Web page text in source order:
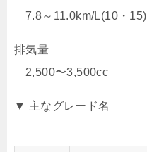
7.8～11.0km/L(10・15)
排気量
2,500〜3,500cc
▼ 主なグレード名